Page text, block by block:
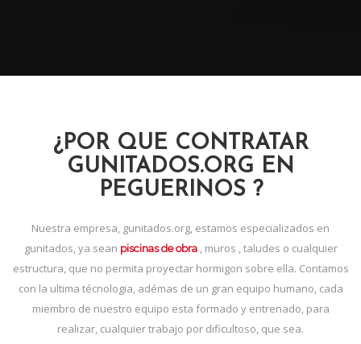
¿POR QUE CONTRATAR
GUNITADOS.ORG EN
PEGUERINOS ?
Nuestra empresa, gunitados.org, estamos especializados en
gunitados, ya sean piscinas de obra, muros , taludes o cualquier
estructura, que no permita proyectar hormigon sobre ella. Contamos
con la ultima técnologia, adémas de un gran equipo humano, cada
miembro de nuestro equipo esta formado y entrenado, para
realizar, cualquier trabajo por dificultoso, que sea.